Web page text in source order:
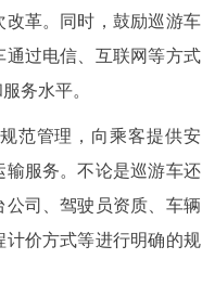
革。同时，鼓励巡游车
过电信、互联网等方式
务水平。
管理，向乘客提供安
服务。不论是巡游车还
司、驾驶员资质、车辆
价方式等进行明确的规